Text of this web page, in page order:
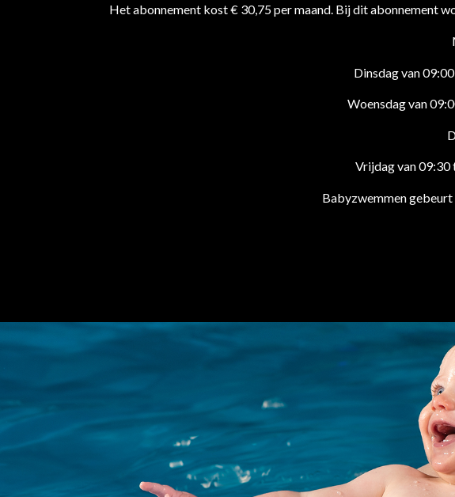
Het abonnement kost € 30,75 per maand. Bij dit abonnement
Dinsdag van
Woensdag van
Vrijdag van
Babyzwemmen